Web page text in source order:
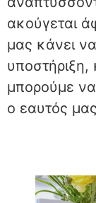
ακούγεται
μας κάνει
μπορούμε
ο εαυτός